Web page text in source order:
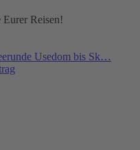
Reisen!
Usedom bis Sk…